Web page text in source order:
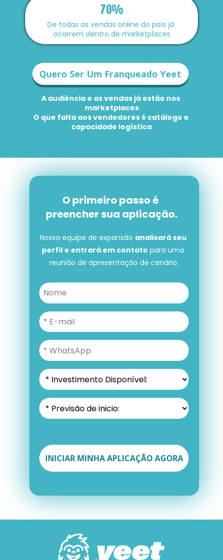
70%
De todas as vendas online do país já
ocorrem dentro de marketplaces
A audiência e as vendas já estão nos
marketplaces
O que falta aos vendedores é catálogo e
capacidade logística
Quero Ser Um Franqueado Yeet
O primeiro passo é
preencher sua aplicação.
O primeiro passo é preencher
sua aplicação.
Nossa equipe de expansão analisará seu
perfil e entrará em contato para uma
reunião de apresentação de cenário.
INICIAR MINHA APLICAÇÃO AGORA